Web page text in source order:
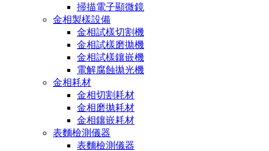
掃描電子顯微鏡
金相製樣設備
金相試樣切割機
金相試樣磨拋機
金相試樣鑲嵌機
電解腐蝕拋光機
金相耗材
金相切割耗材
金相磨拋耗材
金相鑲嵌耗材
表麵檢測儀器
表麵檢測儀器